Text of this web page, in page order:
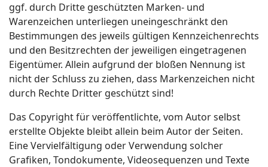
ggf. durch Dritte geschützten Marken- und
Warenzeichen unterliegen uneingeschränkt den
Bestimmungen des jeweils gültigen Kennzeichenrechts
und den Besitzrechten der jeweiligen eingetragenen
Eigentümer. Allein aufgrund der bloßen Nennung ist
nicht der Schluss zu ziehen, dass Markenzeichen nicht
durch Rechte Dritter geschützt sind!
Das Copyright für veröffentlichte, vom Autor selbst
erstellte Objekte bleibt allein beim Autor der Seiten.
Eine Vervielfältigung oder Verwendung solcher
Grafiken, Tondokumente, Videosequenzen und Texte